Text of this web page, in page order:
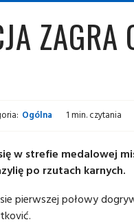
ZAGRA
Ogólna 1 min. czytania
w strefie medalowej
po rzutach karnych.
pierwszej połowy